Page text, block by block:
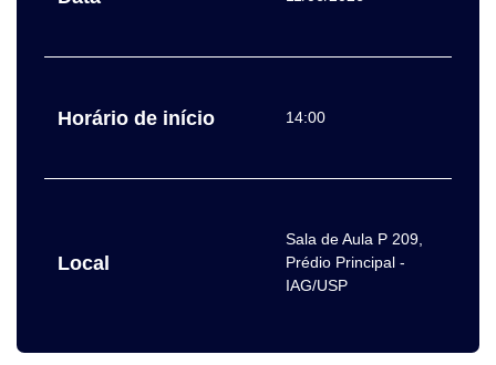
Horário de início 14:00
Local
Sala de Aula P 209,
Prédio Principal -
IAG/USP